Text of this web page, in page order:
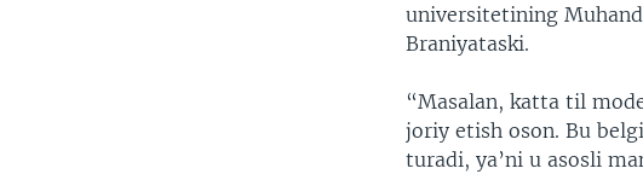
universitetining
Braniyataski.
“Masalan, katta til
joriy etish oson. Bu
turadi, ya’ni u asosli